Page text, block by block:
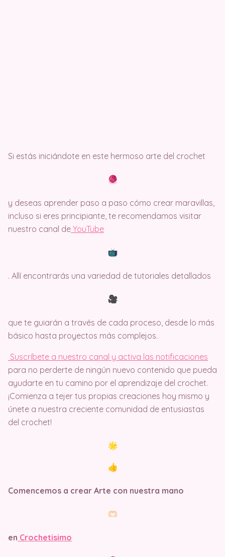
Si estás iniciándote en este hermoso arte del crochet
y deseas aprender paso a paso cómo crear maravillas,
incluso si eres principiante, te recomendamos visitar
nuestro canal de YouTube
. Allí encontrarás una variedad de tutoriales detallados
que te guiarán a través de cada proceso, desde lo más
básico hasta proyectos más complejos.
Suscríbete a nuestro canal y activa las notificaciones
para no perderte de ningún nuevo contenido que pueda
ayudarte en tu camino por el aprendizaje del crochet.
¡Comienza a tejer tus propias creaciones hoy mismo y
únete a nuestra creciente comunidad de entusiastas
del crochet!
Comencemos a crear Arte con nuestra mano
en Crochetisimo